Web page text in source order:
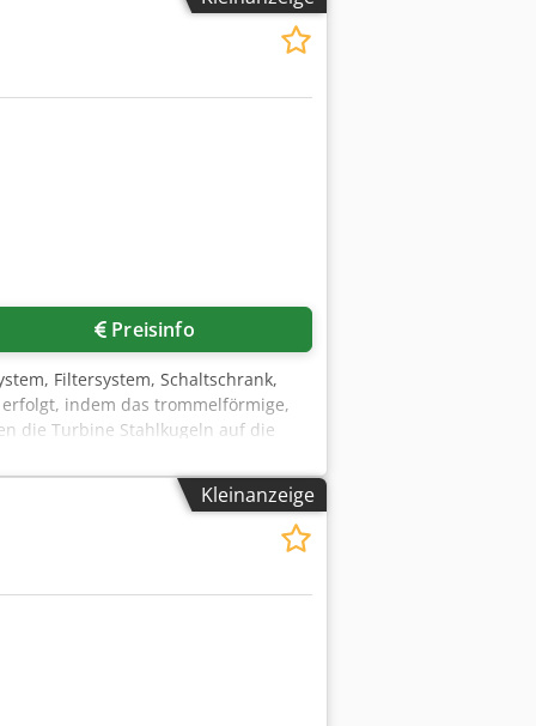
Preisinfo
Filtersystem, Schaltschrank,
indem das trommelförmige,
die Turbine Stahlkugeln auf die
Bereiche im Hot Point sind
(Komplette Auskleidung mit
Austausch durch
problemlos durchgeführt
L: 1200 mm, mit einer
mit Förderband aus Gummi.
Kleinanzeige